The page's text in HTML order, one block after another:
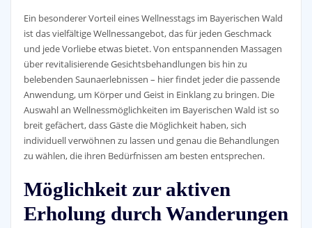
Ein besonderer Vorteil eines Wellnesstags im Bayerischen Wald
ist das vielfältige Wellnessangebot, das für jeden Geschmack
und jede Vorliebe etwas bietet. Von entspannenden Massagen
über revitalisierende Gesichtsbehandlungen bis hin zu
belebenden Saunaerlebnissen – hier findet jeder die passende
Anwendung, um Körper und Geist in Einklang zu bringen. Die
Auswahl an Wellnessmöglichkeiten im Bayerischen Wald ist so
breit gefächert, dass Gäste die Möglichkeit haben, sich
individuell verwöhnen zu lassen und genau die Behandlungen
zu wählen, die ihren Bedürfnissen am besten entsprechen.
Möglichkeit zur aktiven
Erholung durch Wanderungen